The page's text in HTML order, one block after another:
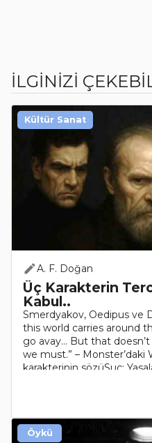
İLGİNİZİ
A. F. Doğan
Üç Karakterin
Kabul..
Smerdyakov, Oedipus ve
this world carries around
go avay… But that
we must.” –
karakterinin sözüSuç:
Kültür Sanat
Öykü